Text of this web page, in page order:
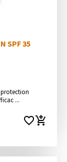
SPF 35
protection
...
favorite_borderadd_shopping_cart